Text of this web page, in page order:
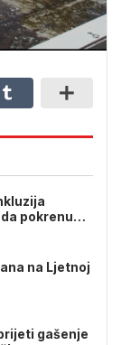
pokrenu
na Ljetnoj
gašenje